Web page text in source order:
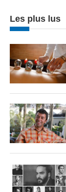
Les plus lus